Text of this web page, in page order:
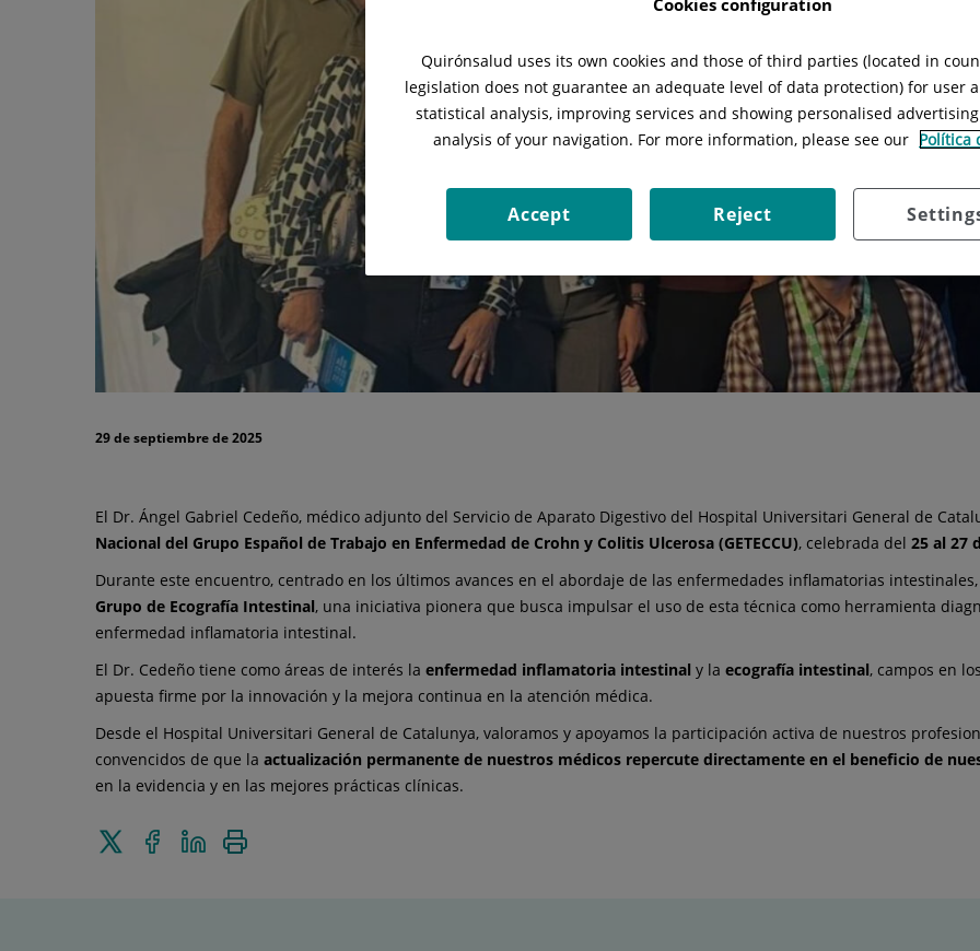
participa
Reunión
Nacional
de
GETECCU
29 de septiembre de 2025
El Dr. Ángel Gabriel Cedeño, médico adjunto del Servicio de Aparato Digestivo del Hospital Universitari General de
Nacional del Grupo Español de Trabajo en Enfermedad de Crohn y Colitis Ulcerosa (GETECCU), celebrada del 25 al 27
Durante este encuentro, centrado en los últimos avances en el abordaje de las enfermedades inflamatorias
Grupo de Ecografía Intestinal, una iniciativa pionera que busca impulsar el uso de esta técnica como herramienta
enfermedad inflamatoria intestinal.
El Dr. Cedeño tiene como áreas de interés la enfermedad inflamatoria intestinal y la ecografía intestinal, campos en
apuesta firme por la innovación y la mejora continua en la atención médica.
Desde el Hospital Universitari General de Catalunya, valoramos y apoyamos la participación activa de nuestros
convencidos de que la actualización permanente de nuestros médicos repercute directamente en el beneficio de
en la evidencia y en las mejores prácticas clínicas.
Enviar
Compartir
en
Compartir
Quirónsalud uses its own cookies and those of third parties (located in
legislation does not guarantee an adequate level of data protection) for user
statistical analysis, improving services and showing personalised
analysis of your navigation. For more information, please see our Política
Reject
Accept